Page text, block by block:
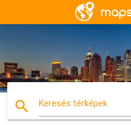
search Keresés térképek